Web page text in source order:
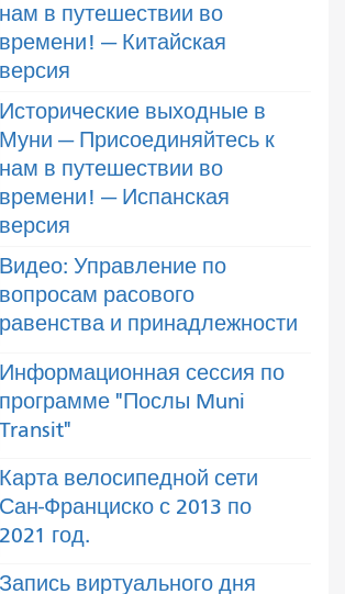
нам в путешествии во
— Китайская
версия
Исторические выходные в
Муни — Присоединяйтесь к
нам в путешествии во
— Испанская
версия
Видео: Управление по
вопросам расового
равенства и принадлежности
Информационная сессия по
программе "Послы Muni
Transit"
Карта велосипедной сети
Сан-Франциско с 2013 по
2021 год.
Запись виртуального дня